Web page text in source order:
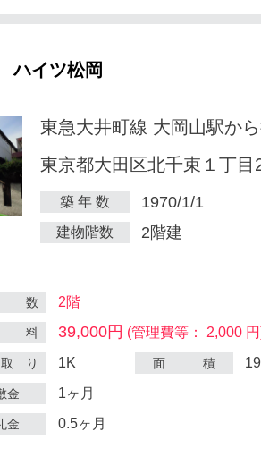
ハイツ松岡
東急大井町線 大岡山駅か
東京都大田区北千束１丁目
築 年 数 1970/1/1
建物階数 2階建
数 2階
料 39,000円 (管理費等： 2,000
り 1K 面 積
金 1ヶ月
金 0.5ヶ月